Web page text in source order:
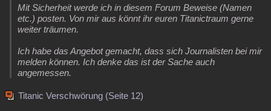
Mit Sicherheit werde ich in diesem Forum Beweise (Namen
etc.) posten. Von mir aus könnt ihr euren Titanictraum gerne
weiter träumen.
Ich habe das Angebot gemacht, dass sich Journalisten bei mir
melden können. Ich denke das ist der Sache auch
angemessen.
Titanic Verschwörung (Seite 12)